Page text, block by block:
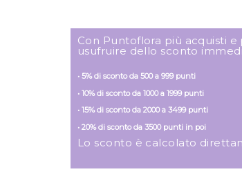
Con Puntoflora più acquisti
usufruire dello sconto
• 5% di sconto da 500 a 999 punti
• 10% di sconto da 1000 a 1999 punti
• 15% di sconto da 2000 a 3499 punti
• 20% di sconto da 3500 punti in poi
Lo sconto è calcolato